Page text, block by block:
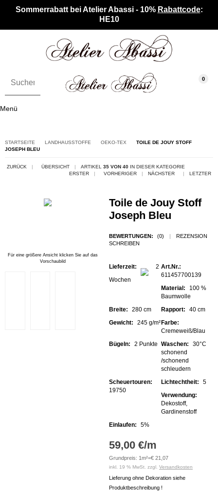
Sommerrabatt bei Atelier Abassi - 10% Rabattcode:
HE10
0
Menü
STARTSEITE LANDHAUSSTOFFE OEKO-TEX
TOILE DE JOUY STOFF
JOSEPH BLEU
ZURÜCK | ÜBERSICHT | ARTIKEL 35 VON 40 IN DIESER KATEGORIE
ERSTER
| VORHERIGER | NÄCHSTER | LETZTER
Für eine größere Ansicht klicken Sie auf das
Vorschaubild
Toile de Jouy Stoff
Joseph Bleu
BEWERTUNGEN: (0) |
REZENSION
SCHREIBEN
Lieferzeit:
2
Wochen
Art.Nr.:
611457700139
Material:
100 %
Baumwolle
Breite:
280 cm Rapport:
40 cm
Gewicht:
245 g/m²Farbe:
Cremeweiß/Blau
Bügeln:
2 Punkte Waschen:
30°C
schonend
/schonend
schleudern
Scheuertouren:
19750
Lichtechtheit:
5
Verwendung:
Dekostoff,
Gardinenstoff
Einlaufen:
5%
59,00 €/m
Grundpreis: 1m²=€ 21,07
inkl. 19 % MwSt. zzgl. Versandkosten
Lieferung ohne Dekoration siehe
Produktbeschreibung !